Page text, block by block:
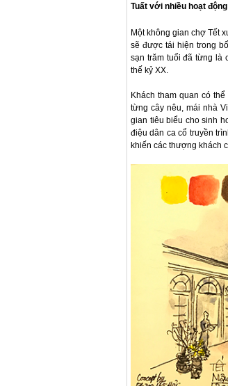
Tuất với nhiều hoạt
Một không gian chợ Tết
sẽ được tái hiện trong
sạn trăm tuổi đã từng là
thế kỷ XX.
Khách tham quan có
từng cây nêu, mái nhà
gian tiêu biểu cho sinh
điệu dân ca cổ truyền
khiến các thượng khách